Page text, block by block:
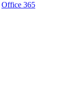
Office 365